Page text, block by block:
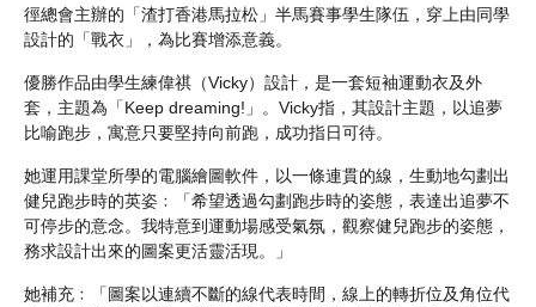
徑總會主辦的「渣打香港馬拉松」半馬賽事學生隊伍，穿上由同學
設計的「戰衣」，為比賽增添意義。
優勝作品由學生練偉祺（Vicky）設計，是一套短袖運動衣及外
套，主題為「Keep dreaming!」。Vicky指，其設計主題，以追夢
比喻跑步，寓意只要堅持向前跑，成功指日可待。
她運用課堂所學的電腦繪圖軟件，以一條連貫的線，生動地勾劃出
健兒跑步時的英姿﹕「希望透過勾劃跑步時的姿態，表達出追夢不
可停步的意念。我特意到運動場感受氣氛，觀察健兒跑步的姿態，
務求設計出來的圖案更活靈活現。」
她補充﹕「圖案以連續不斷的線代表時間，線上的轉折位及角位代